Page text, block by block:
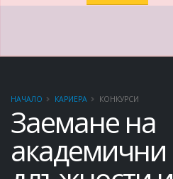
НАЧАЛО КАРИЕРА КОНКУРСИ
Заемане на
академични